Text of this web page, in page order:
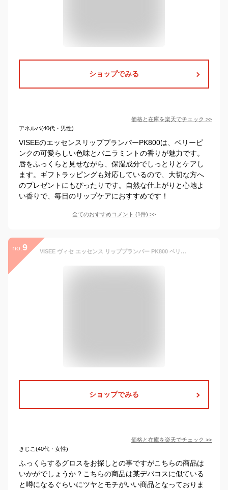
ショップでみる
価格と在庫を楽天でチェック >>
アネルバ(40代・男性)
VISEEのエッセンスリッププランパーPK800は、ベリーピ
ンクの可愛らしい色味とバニラミントの香りが魅力です。
唇をふっくらと見せながら、保湿成分でしっとりとケアし
ます。ギフトラッピングも対応しているので、大切な方へ
のプレゼントにもぴったりです。自然な仕上がりと心地よ
い香りで、毎日のリップケアにおすすめです！
全てのおすすめコメント (1件) >
no. 9 VISEE ヴィセ エッセンス リッププランパー PK800 ベリーピンク 5.5mL バニラミントの香り 口紅 リップグロス [ギフトラッピング対応]
ショップでみる
価格と在庫を楽天でチェック >>
きじこ(40代・女性)
ふっくらするグロスをお探しとの事ですがこちらの商品は
いかがでしょうか？こちらの商品は某デパコスに似ている
と噂になるぐらいにツヤとモチがいい商品となっておりま